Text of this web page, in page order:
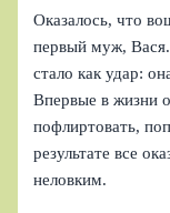
Оказалось, что
первый муж,
стало как удар:
Впервые в жизни
пофлиртовать,
результате все
неловким.